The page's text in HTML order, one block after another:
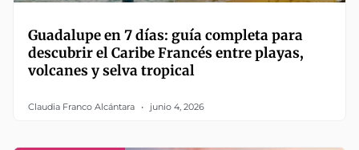
Guadalupe en 7 días: guía completa para
descubrir el Caribe Francés entre playas,
volcanes y selva tropical
Claudia Franco Alcántara junio 4, 2026